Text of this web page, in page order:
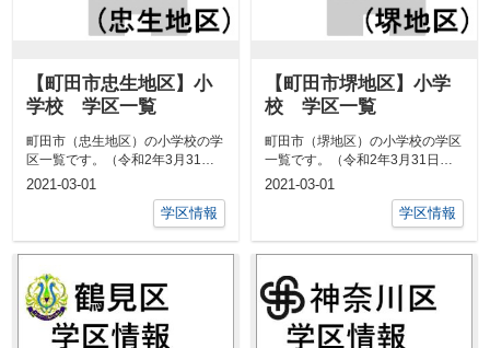
【町田市忠生地区】小
学校 学区一覧
町田市（忠生地区）の小学校の学
区一覧です。（令和2年3月31日
現在）山崎町・山崎本町田東小学
2021-03-01
学区情報
【町田市堺地区】小学
校 学区一覧
町田市（堺地区）の小学校の学区
一覧です。（令和2年3月31日現
在）小山町・小山ヶ丘本町田東小
2021-03-01
学区情報